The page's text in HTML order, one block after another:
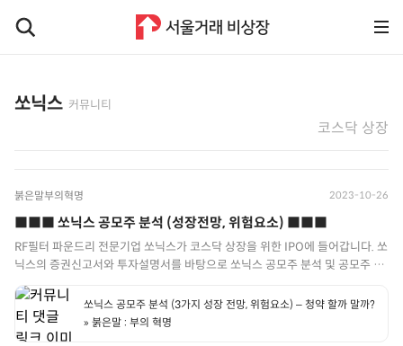
쏘닉스 커뮤니티
코스닥 상장
붉은말부의혁명 2023-10-26
■■■ 쏘닉스 공모주 분석 (성장전망, 위험요소) ■■■​
RF필터 파운드리 전문기업 쏘닉스가 코스닥 상장을 위한 IPO에 들어갑니다. 쏘
닉스의 증권신고서와 투자설명서를 바탕으로 쏘닉스 공모주 분석 및 공모주 청
약 정보를 소개하겠습니다.​ ​
https://redhorseblog.co.kr/%ec%8f%98%eb%8b%89%ec%8a%a4-
%ea%b3%b5%eb%aa%a8%ec%a3%bc-
%eb%b6%84%ec%84%9d-%ec%84%b1%ec%9e%a5-
쏘닉스 공모주 분석 (3가지 성장 전망, 위험요소) – 청약 할까 말까?
» 붉은말 : 부의 혁명